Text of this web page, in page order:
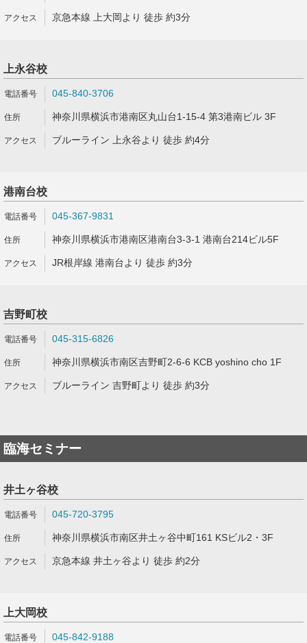
京急本線 上大岡より 徒歩 約3分
上永谷校
045-840-3706
神奈川県横浜市港南区丸山台1-15-4 第3港南ビル 3F
ブルーライン 上永谷より 徒歩 約4分
港南台校
045-367-9831
神奈川県横浜市港南区港南台3-3-1 港南台214ビル5F
JR根岸線 港南台より 徒歩 約3分
吉野町校
045-315-6826
神奈川県横浜市南区吉野町2-6-6 KCB yoshino cho 1F
ブルーライン 吉野町より 徒歩 約3分
臨海セミナー
井土ヶ谷校
045-720-3795
神奈川県横浜市南区井土ヶ谷中町161 KSビル2・3F
京急本線 井土ヶ谷より 徒歩 約2分
上大岡校
045-842-9188